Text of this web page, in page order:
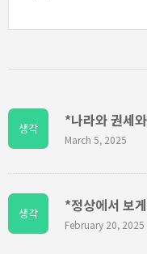
생각 *나라와 권세
March 5, 2025
생각 *정상에서 보
February 20, 2025